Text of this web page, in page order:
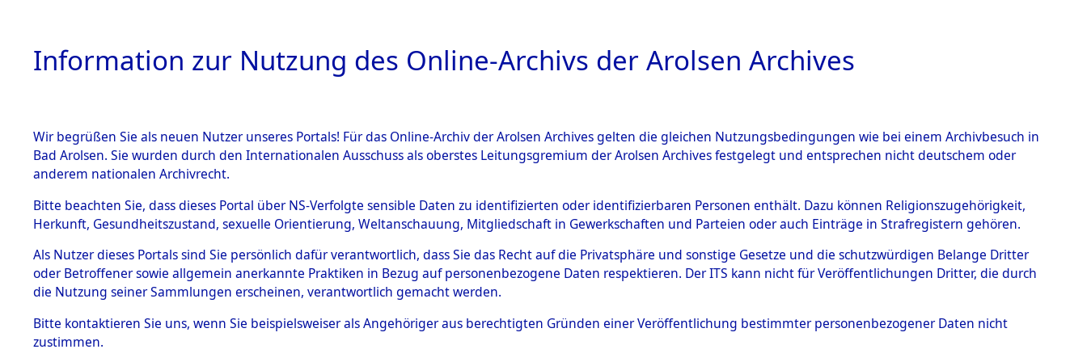
HOME BESTANDSBESCHREIBUNG ARCHIVALE ÜBERSICHT BILD
BESTÄNDE
Inhaftierungsdoku
mente
5. Verschiedenes
Todesmärsche
5.3.1 Alliierte
Ermittlung des Ablaufs und der Routen von
Evakuierungsmärschen, die Feststellung der Anzahl unbekannter
Toter aus Konzentrationslagern und der Ort ihrer Grablegungen:
Fehlanzeigen→0003 (84628085)→0340 (84628091)
Information zur Nutzung des Online-Archivs der Arolsen Archives
Wir begrüßen Sie als neuen Nutzer unseres Portals! Für das Online-Archiv der Arolsen Archives gelten die gleichen Nutzungsbedingungen wie bei einem Archivbesuch in
Bad Arolsen. Sie wurden durch den Internationalen Ausschuss als oberstes Leitungsgremium der Arolsen Archives festgelegt und entsprechen nicht deutschem oder
anderem nationalen Archivrecht.
Bitte beachten Sie, dass dieses Portal über NS-Verfolgte sensible Daten zu identifizierten oder identifizierbaren Personen enthält. Dazu können Religionszugehörigkeit,
Herkunft, Gesundheitszustand, sexuelle Orientierung, Weltanschauung, Mitgliedschaft in Gewerkschaften und Parteien oder auch Einträge in Strafregistern gehören.
Als Nutzer dieses Portals sind Sie persönlich dafür verantwortlich, dass Sie das Recht auf die Privatsphäre und sonstige Gesetze und die schutzwürdigen Belange Dritter
oder Betroffener sowie allgemein anerkannte Praktiken in Bezug auf personenbezogene Daten respektieren. Der ITS kann nicht für Veröffentlichungen Dritter, die durch
die Nutzung seiner Sammlungen erscheinen, verantwortlich gemacht werden.
Bitte kontaktieren Sie uns, wenn Sie beispielsweiser als Angehöriger aus berechtigten Gründen einer Veröffentlichung bestimmter personenbezogener Daten nicht
zustimmen.